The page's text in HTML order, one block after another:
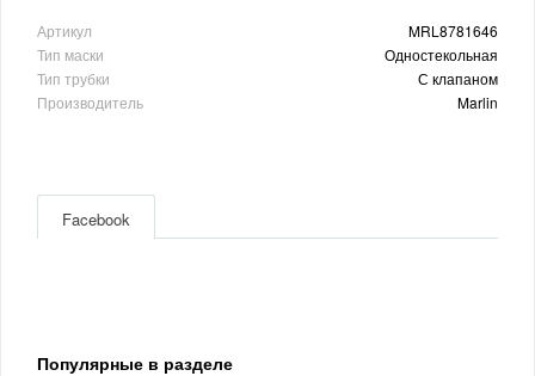
Артикул
MRL8781646
Тип маски
Одностекольная
Тип трубки
С клапаном
Производитель
Marlin
Facebook
Популярные в разделе